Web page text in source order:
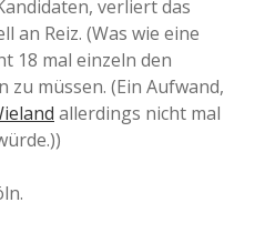
verliert das
an Reiz. (Was wie eine
18 mal einzeln den
zu müssen. (Ein Aufwand,
allerdings nicht mal